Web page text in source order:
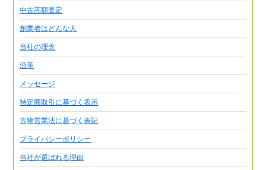
中古高額査定
創業者はどんな人
当社の理念
沿革
メッセージ
特定商取引に基づく表示
古物営業法に基づく表記
プライバシーポリシー
当社が選ばれる理由